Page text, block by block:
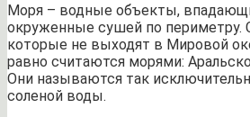
Моря – водные объекты,
окруженные сушей по периметру.
которые не выходят в Мировой
равно считаются морями:
Они называются так
соленой воды.